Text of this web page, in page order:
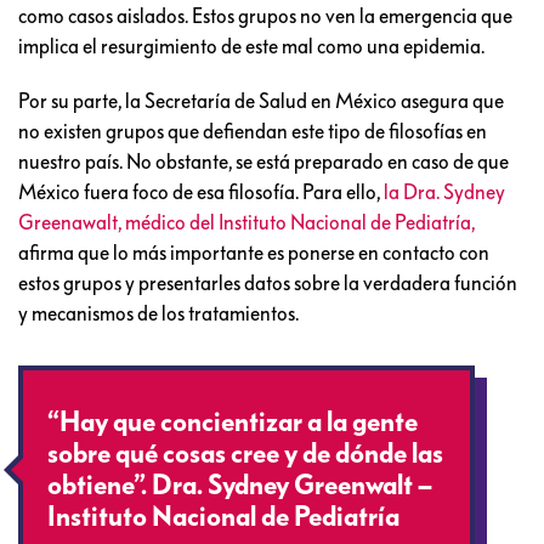
como casos aislados. Estos grupos no ven la emergencia que
implica el resurgimiento de este mal como una epidemia.
Por su parte, la Secretaría de Salud en México asegura que
no existen grupos que defiendan este tipo de filosofías en
nuestro país. No obstante, se está preparado en caso de que
México fuera foco de esa filosofía. Para ello, la Dra. Sydney
Greenawalt, médico del Instituto Nacional de Pediatría,
afirma que lo más importante es ponerse en contacto con
estos grupos y presentarles datos sobre la verdadera función
y mecanismos de los tratamientos.
“Hay que concientizar a la gente
sobre qué cosas cree y de dónde las
obtiene”. Dra. Sydney Greenwalt –
Instituto Nacional de Pediatría